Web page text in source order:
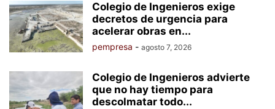
Colegio de Ingenieros exige
decretos de urgencia para
acelerar obras en...
pempresa - agosto 7, 2026
Colegio de Ingenieros advierte
que no hay tiempo para
descolmatar todo...